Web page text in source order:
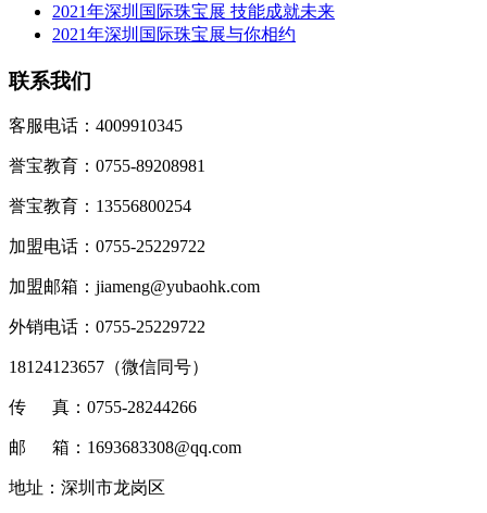
2021年深圳国际珠宝展 技能成就未来
2021年深圳国际珠宝展与你相约
联系我们
客服电话：4009910345
誉宝教育：0755-89208981
誉宝教育：13556800254
加盟电话：0755-25229722
加盟邮箱：jiameng@yubaohk.com
外销电话：0755-25229722
18124123657（微信同号）
传 真：0755-28244266
邮 箱：1693683308@qq.com
地址：深圳市龙岗区